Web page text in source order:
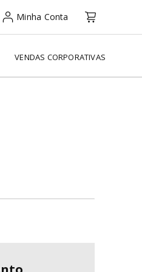
Minha Conta
VENDAS CORPORATIVAS